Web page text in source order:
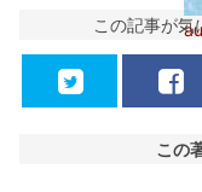
この記事が気
この